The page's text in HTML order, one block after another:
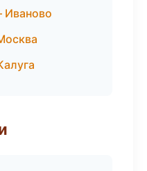
Иваново